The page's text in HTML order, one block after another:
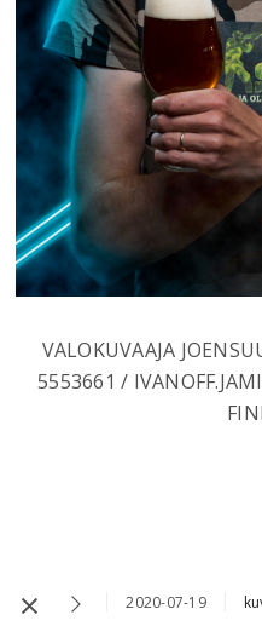
VALOKUVAAJA
5553661 /
2020-07-19